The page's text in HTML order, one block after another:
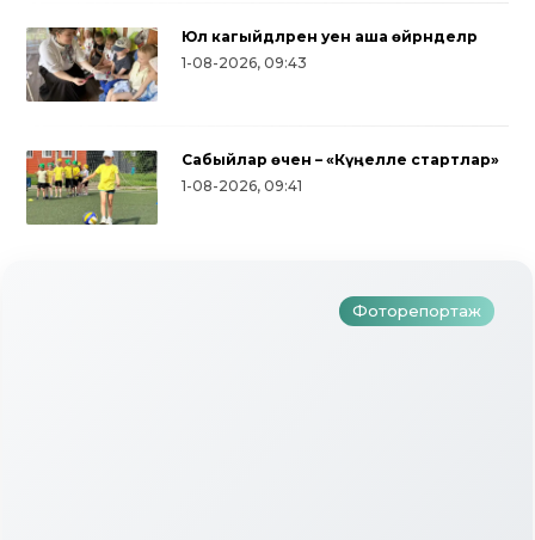
Юл кагыйдәләрен уен аша өйрәнделәр
1-08-2026, 09:43
Сабыйлар өчен – «Күңелле стартлар»
1-08-2026, 09:41
Фоторепортаж
Түбән Кама районында тугызынчы
тапкыр «Авылым хуҗабикәсе»
бәйгесе узды